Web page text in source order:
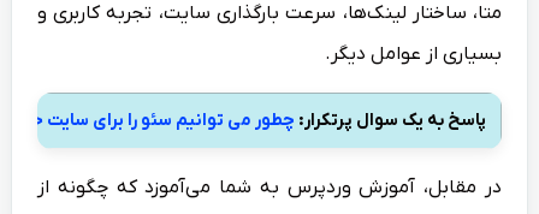
متا، ساختار لینک‌ها، سرعت بارگذاری سایت، تجربه کاربری و
بسیاری از عوامل دیگر.
پاسخ به یک سوال پرتکرار: چطور می توانیم سئو را برای سایت خود
در مقابل، آموزش وردپرس به شما می‌آموزد که چگونه از